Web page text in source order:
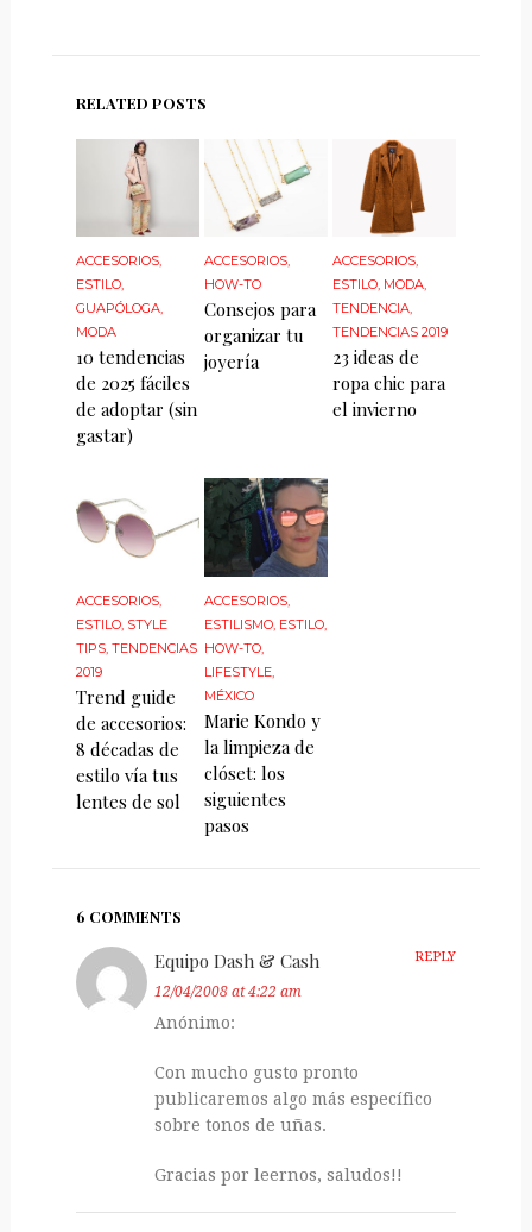
RELATED POSTS
ACCESORIOS,
ESTILO,
GUAPÓLOGA,
MODA
10 tendencias
de 2025 fáciles
de adoptar (sin
gastar)
ACCESORIOS,
HOW-TO
Consejos para
organizar tu
joyería
ACCESORIOS,
ESTILO, MODA,
TENDENCIA,
TENDENCIAS 2019
23 ideas de
ropa chic para
el invierno
ACCESORIOS,
ESTILO, STYLE
TIPS, TENDENCIAS
2019
Trend guide
de accesorios:
8 décadas de
estilo vía tus
lentes de sol
ACCESORIOS,
ESTILISMO, ESTILO,
HOW-TO,
LIFESTYLE,
MÉXICO
Marie Kondo y
la limpieza de
clóset: los
siguientes
pasos
6 COMMENTS
Equipo Dash & Cash REPLY
12/04/2008 at 4:22 am
Anónimo:
Con mucho gusto pronto
publicaremos algo más específico
sobre tonos de uñas.
Gracias por leernos, saludos!!